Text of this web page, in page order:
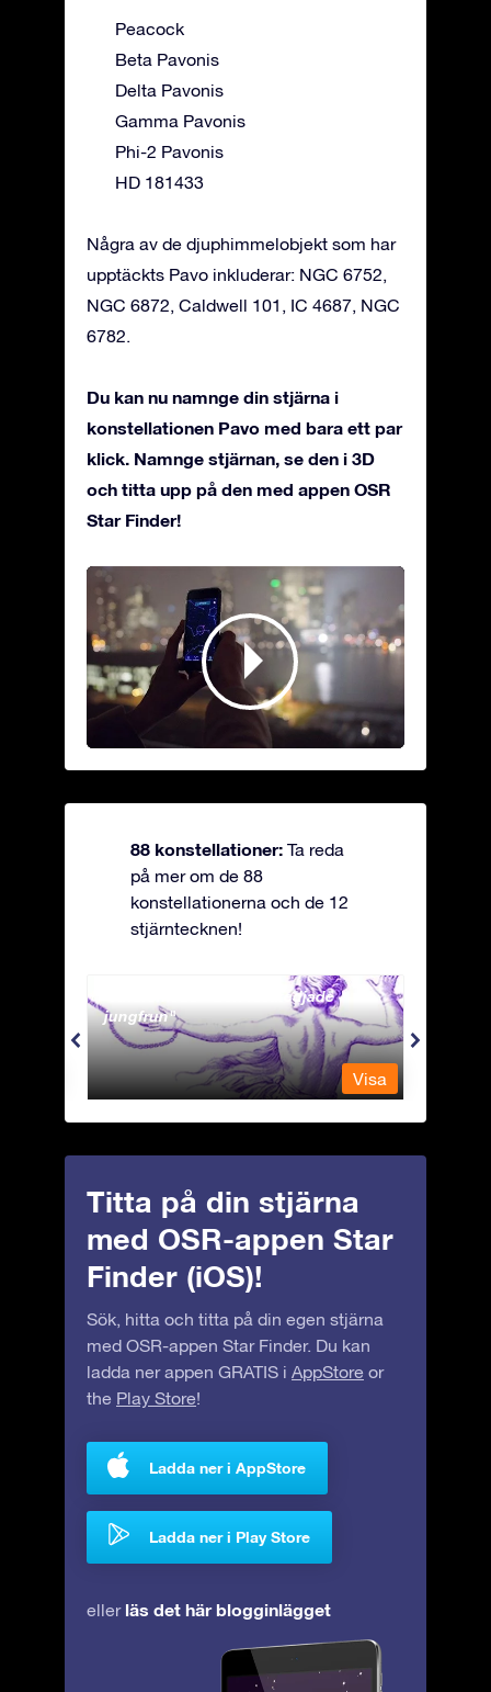
Peacock
Beta Pavonis
Delta Pavonis
Gamma Pavonis
Phi-2 Pavonis
HD 181433
Några av de djuphimmelobjekt som har
upptäckts Pavo inkluderar: NGC 6752,
NGC 6872, Caldwell 101, IC 4687, NGC
6782.
Du kan nu namnge din stjärna i
konstellationen Pavo med bara ett par
klick. Namnge stjärnan, se den i 3D
och titta upp på den med appen OSR
Star Finder!
88 konstellationer: Ta reda
på mer om de 88
konstellationerna och de 12
stjärntecknen!
Andromeda - Den fastkedjade
jungfrun
Visa
Titta på din stjärna
med OSR-appen Star
Finder (iOS)!
Sök, hitta och titta på din egen stjärna
med OSR-appen Star Finder. Du kan
ladda ner appen GRATIS i AppStore or
the Play Store!
Ladda ner i AppStore
Ladda ner i Play Store
eller läs det här blogginlägget